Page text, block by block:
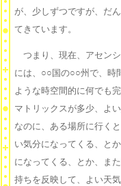
が、少しずつですが、だ
てきています。
つまり、現在、アセン
には、○○国の○○州で、時
ような時空間的に何でも
マトリックスが多少、よ
なのに、ある場所に行く
い気分になってくる、と
になってくる、とか、ま
持ちを反映して、よい天